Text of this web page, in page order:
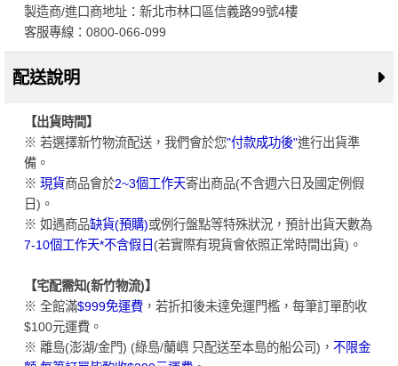
製造商/進口商地址：新北市林口區信義路99號4樓
客服專線：0800-066-099
配送說明
【出貨時間】
※ 若選擇新竹物流配送，我們會於您"付款成功後"進行出貨準
備。
※ 現貨商品會於2~3個工作天寄出商品(不含週六日及國定例假
日)。
※ 如遇商品缺貨(預購)或例行盤點等特殊狀況，預計出貨天數為
7-10個工作天*不含假日 (若實際有現貨會依照正常時間出貨)。
【宅配需知(新竹物流)】
※ 全館滿$999免運費，若折扣後未達免運門檻，每筆訂單酌收
$100元運費。
※ 離島(澎湖/金門) (綠島/蘭嶼 只配送至本島的船公司)， 不限金